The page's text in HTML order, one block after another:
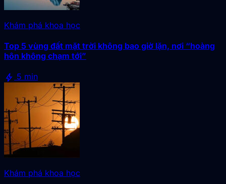
Khám phá khoa học
Top 5 vùng đất mặt trời không bao giờ lặn, nơi “hoàng
hôn không chạm tới”
bolt 5 min
Khám phá khoa học